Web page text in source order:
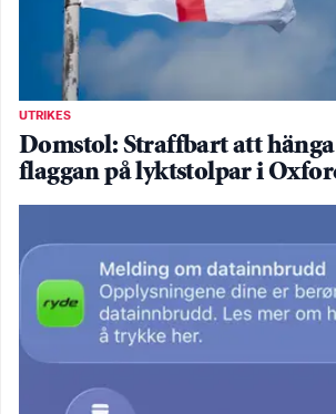
UTRIKES
Domstol: Straffbart att hänga
flaggan på lyktstolpar i